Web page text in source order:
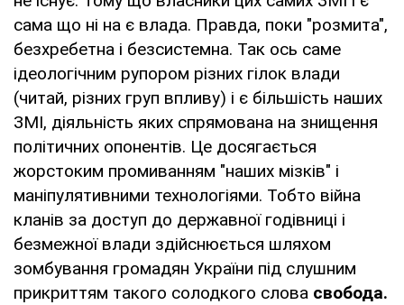
сама що ні на є влада. Правда, поки "розмита",
безхребетна і безсистемна. Так ось саме
ідеологічним рупором різних гілок влади
(читай, різних груп впливу) і є більшість наших
ЗМІ, діяльність яких спрямована на знищення
політичних опонентів. Це досягається
жорстоким промиванням "наших мізків" і
маніпулятивними технологіями. Тобто війна
кланів за доступ до державної годівниці і
безмежної влади здійснюється шляхом
зомбування громадян України під слушним
прикриттям такого солодкого слова свобода.